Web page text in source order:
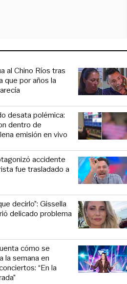
al Chino Ríos tras
que por años la
desata polémica:
dentro de
emisión en vivo
accidente
fue trasladado a
decirlo”: Gissella
delicado problema
cómo se
la semana en
“En la